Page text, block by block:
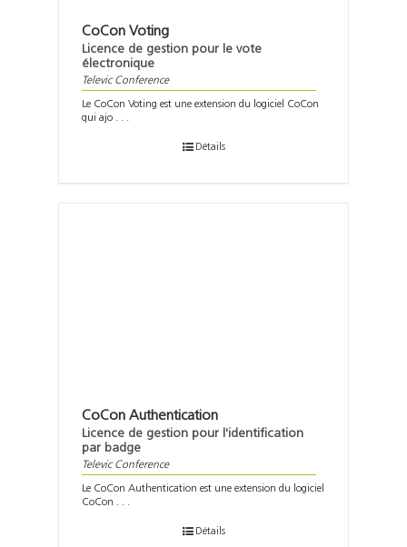
CoCon Voting
Licence de gestion pour le vote
électronique
Televic Conference
Le CoCon Voting est une extension du logiciel CoCon
qui ajo . . .
Détails
CoCon Authentication
Licence de gestion pour l'identification
par badge
Televic Conference
Le CoCon Authentication est une extension du logiciel
CoCon . . .
Détails